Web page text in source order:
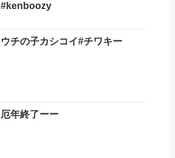
#kenboozy
ウチの子カシコイ#チワキー
厄年終了ーー